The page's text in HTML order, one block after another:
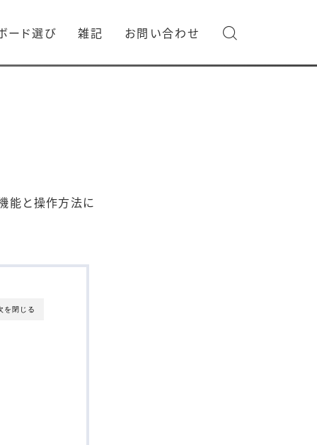
ード選び 雑記 お問い合わせ
能と操作方法に
を閉じる